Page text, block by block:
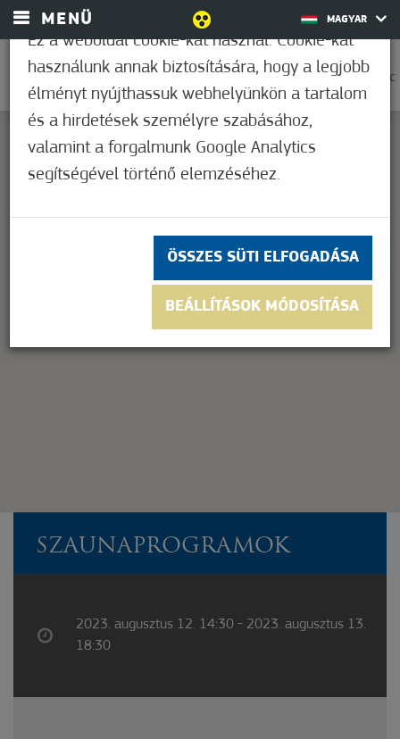
MENÜ MAGYAR
0
36,1°C
This page can't load Google Maps correctly.
Do you own this website? OK
SZAUNAPROGRAMOK
2023. augusztus 12. 14:30 - 2023. augusztus 13.
18:30
Ez a weboldal cookie-kat használ. Cookie-kat
használunk annak biztosítására, hogy a legjobb
élményt nyújthassuk webhelyünkön a tartalom
és a hirdetések személyre szabásához,
valamint a forgalmunk Google Analytics
segítségével történő elemzéséhez.
ÖSSZES SÜTI ELFOGADÁSA
BEÁLLÍTÁSOK MÓDOSÍTÁSA